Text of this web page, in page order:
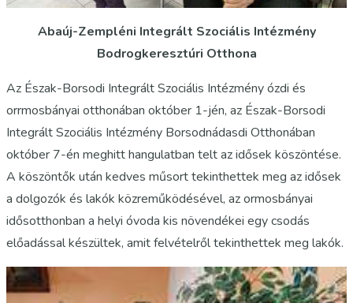
Abaúj-Zempléni Integrált Szociális Intézmény
Bodrogkeresztúri Otthona
Az Észak-Borsodi Integrált Szociális Intézmény ózdi és
orrmosbányai otthonában október 1-jén, az Észak-Borsodi
Integrált Szociális Intézmény Borsodnádasdi Otthonában
október 7-én meghitt hangulatban telt az idősek köszöntése.
A köszöntők után kedves műsort tekinthettek meg az idősek
a dolgozók és lakók közreműködésével, az ormosbányai
idősotthonban a helyi óvoda kis növendékei egy csodás
előadással készültek, amit felvételről tekinthettek meg lakók.